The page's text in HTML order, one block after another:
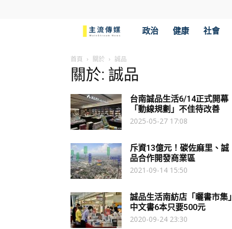
傳
媒
政治 健康 社會
首頁 關於 誠品
關於: 誠品
台南誠品生活6/14正式開幕
「動線規劃」不佳待改善
2025-05-27 17:08
斥資13億元！碳佐麻里、誠
品合作開發商業區
2021-09-14 15:50
誠品生活南紡店「曬書市集」
中文書6本只要500元
2020-09-24 23:30